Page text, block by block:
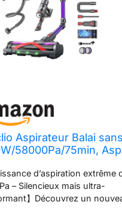
Aspirateur Balai
58000Pa/75min,
1m Désenfileur
d'animal, Tube Pliable,
Poils Animaux, Sol
d’aspiration extrême
– Silencieux mais ultra-
】Découvrez un